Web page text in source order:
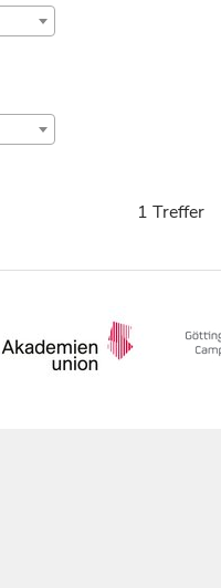
1 Treffer